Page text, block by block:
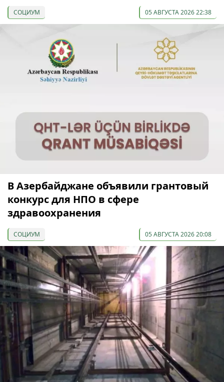
СОЦИУМ 05 АВГУСТА 2026 22:38
В Азербайджане объявили грантовый
конкурс для НПО в сфере
здравоохранения
СОЦИУМ 05 АВГУСТА 2026 20:08